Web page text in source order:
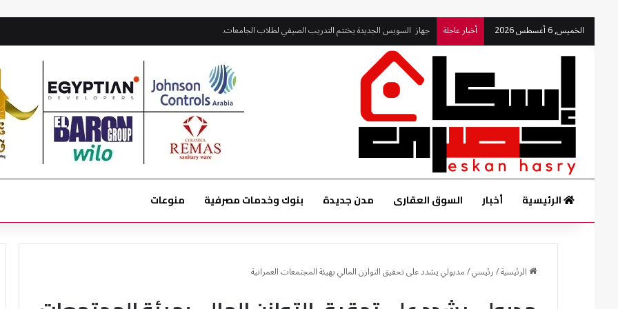
الخميس, 6 أغسطس 2026 أخبار عاجلة جهاز السويس الجديدة يختتم التدريب الصيفي لطلاب الجامعات.
الرئيسية أخبار السوق العقارى مدن جديدة بنوك وخدمات مصرفية منوعات
الرئيسية/رئيسي/مدبولي يشدد على تحقيق التوازن المالي بهيئة المجتمعات العمرانية